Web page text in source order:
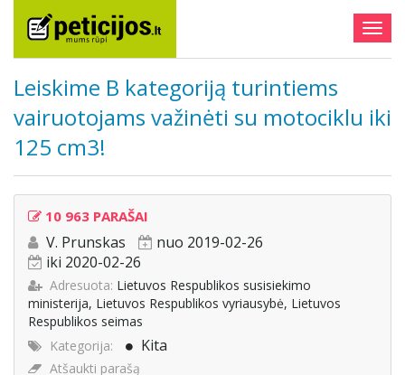
Leiskime B kategoriją turintiems
vairuotojams važinėti su motociklu iki
125 cm3!
10 963 PARAŠAI
V. Prunskas
nuo 2019-02-26
iki 2020-02-26
Adresuota: Lietuvos Respublikos susisiekimo
ministerija, Lietuvos Respublikos vyriausybė, Lietuvos
Respublikos seimas
Kategorija:
Kita
Atšaukti parašą